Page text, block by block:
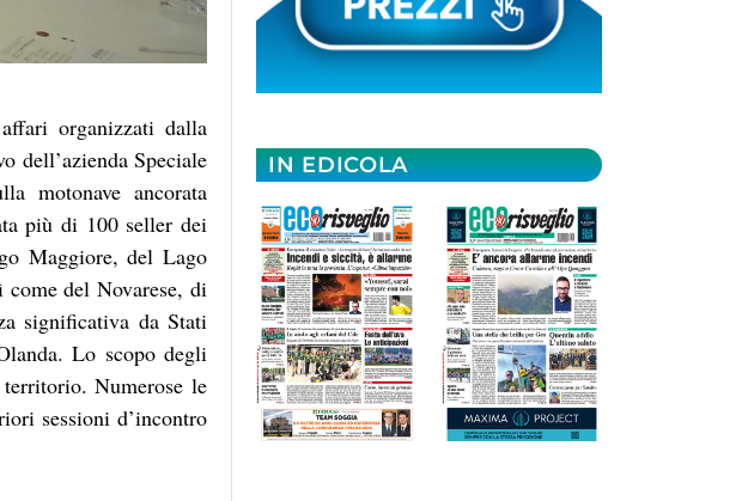
organizzati dalla
dell’azienda Speciale
motonave ancorata
più di 100 seller dei
Maggiore, del Lago
del Novarese, di
significativa da Stati
Lo scopo degli
Numerose le
sessioni d’incontro
IN EDICOLA